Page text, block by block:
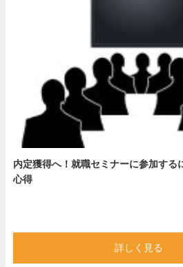
内定獲得へ！就職セミナーに参加する
心得
詳しく見る